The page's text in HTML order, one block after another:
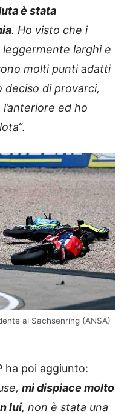
è stata
. Ho visto che i
larghi e
molti punti adatti
deciso di provarci,
ed ho
“.
al Sachsenring (ANSA)
ha poi aggiunto:
mi dispiace molto
lui, non è stata una